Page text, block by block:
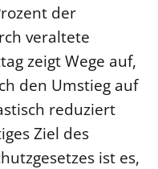
der
veraltete
zeigt Wege auf,
den Umstieg auf
reduziert
Ziel des
ist es,